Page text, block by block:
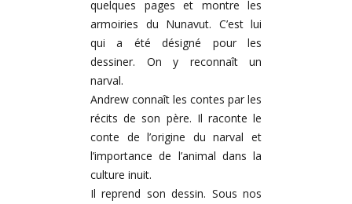
quelques pages et montre les
armoiries du Nunavut. C’est lui
qui a été désigné pour les
dessiner. On y reconnaît un
narval.
Andrew connaît les contes par les
récits de son père. Il raconte le
conte de l’origine du narval et
l’importance de l’animal dans la
culture inuit.
Il reprend son dessin. Sous nos